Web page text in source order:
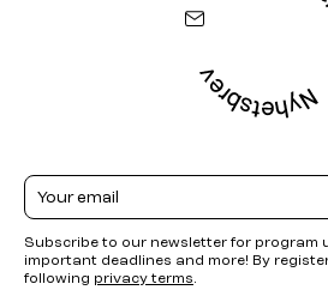
Email
Subscribe to our newsletter for program
important deadlines and more! By
following privacy terms.